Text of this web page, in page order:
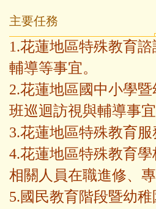
主要任務
1.花蓮地區特殊教育
輔導等事宜。
2.花蓮地區國中小學
班巡迴訪視與輔導事宜
3.花蓮地區特殊教育服
4.花蓮地區特殊教育
相關人員在職進修、
5.國民教育階段暨幼